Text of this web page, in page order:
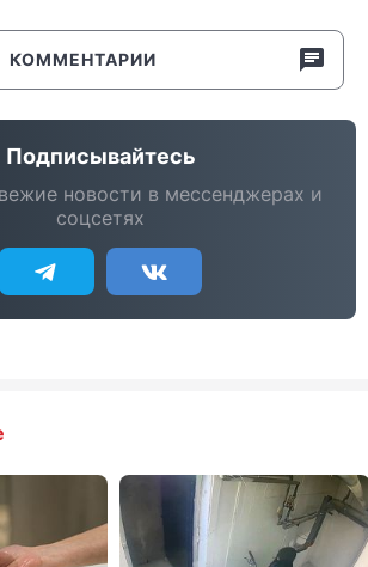
КОММЕНТАРИИ
Подписывайтесь
новости в мессенджерах и
соцсетях